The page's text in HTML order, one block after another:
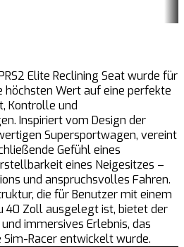
Elite Reclining Seat wurde für
höchsten Wert auf eine perfekte
Kontrolle und
Inspiriert vom Design der
Supersportwagen, vereint
Gefühl eines
eines Neigesitzes –
und anspruchsvolles Fahren.
die für Benutzer mit einem
40 Zoll ausgelegt ist, bietet der
immersives Erlebnis, das
Racer entwickelt wurde.